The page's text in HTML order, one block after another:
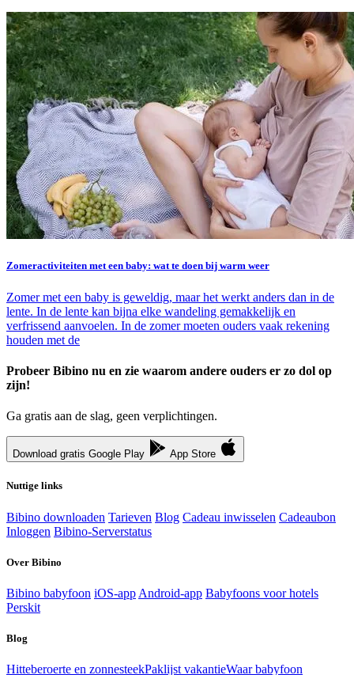
Zomeractiviteiten met een baby: wat te doen bij warm weer
Zomer met een baby is geweldig, maar het werkt anders dan in de
lente. In de lente kan bijna elke wandeling gemakkelijk en
verfrissend aanvoelen. In de zomer moeten ouders vaak rekening
houden met de
Probeer Bibino nu en zie waarom andere ouders er zo dol op
zijn!
Ga gratis aan de slag, geen verplichtingen.
Download gratis Google Play App Store
Nuttige links
Bibino downloaden Tarieven Blog Cadeau inwisselen Cadeaubon
Inloggen Bibino-Serverstatus
Over Bibino
Bibino babyfoon iOS-app Android-app Babyfoons voor hotels
Perskit
Blog
Hitteberoerte en zonnesteekPaklijst vakantieWaar babyfoon